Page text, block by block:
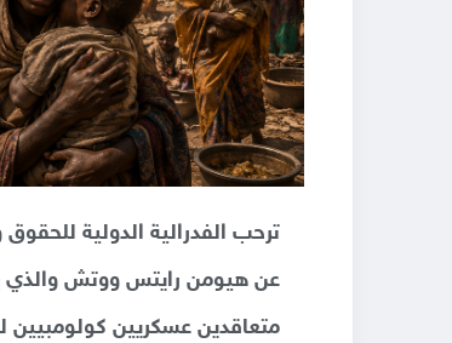
ترحب الفدرالية الدولية للحقوق
عن هيومن رايتس ووتش والذي
متعاقدين عسكريين كولومبيين